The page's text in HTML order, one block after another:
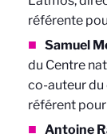
référente
Samuel
du Centre
co-auteur du
référent
Antoine